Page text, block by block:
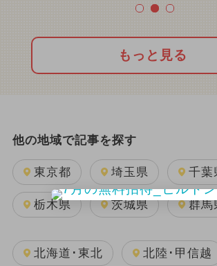
もっと見る
他の地域で記事を探す
東京都 埼玉県 千葉
栃木県 茨城県 群馬
北海道･東北 北陸･甲信越